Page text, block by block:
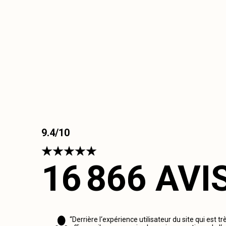
9.4/10
16 866
“Derrière l‘expérience utilisateur du site qui est